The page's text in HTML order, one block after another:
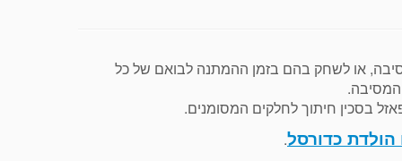
או לשחק בהם בזמן ההמתנה לבואם של כל
בסכין חיתוך לחלקים המסומנים.
כדורסל.